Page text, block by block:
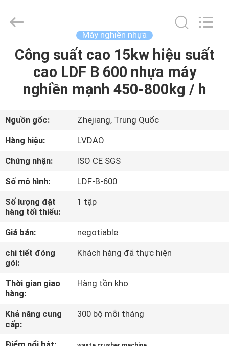
TRANG
SẢN
PHẨM
CHÚNG
TÔI
THAM
QUAN
MÁY
KIỂM
SOÁT
INDUSTRIAL
TRADE
Reserved.
Developed
Máy nghiền nhựa
Công suất cao 15kw hiệu suất
cao LDF B 600 nhựa máy
nghiền mạnh 450-800kg / h
Nguồn gốc:
Zhejiang, Trung Quốc
Hàng hiệu:
LVDAO
Chứng nhận:
ISO CE SGS
Số mô hình:
LDF-B-600
Số lượng đặt
hàng tối thiểu:
1 tập
Giá bán:
negotiable
chi tiết đóng
gói:
Khách hàng đã thực hiện
Thời gian giao
hàng:
Hàng tồn kho
Khả năng cung
cấp:
300 bộ mỗi tháng